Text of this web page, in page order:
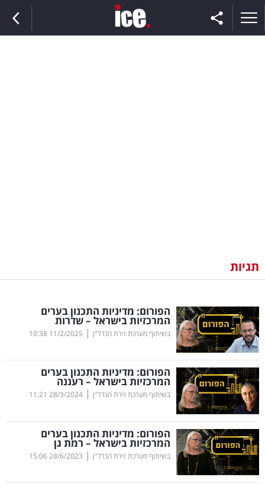
וצרכנות
דיגיטל
וטק
שיווק
ופרסום
משפט
מדדים
ומחקרים
דעות
תגיות
הפורום: מדיניות התכנון בערים
המרכזיות בישראל – שדרות
בשיתוף מערכת זירת הנדל"ן |
11/2/2025
10:38
הפורום: מדיניות התכנון בערים
המרכזיות בישראל – רעננה
בשיתוף מערכת זירת הנדל"ן |
28/3/2024
11:21
הפורום: מדיניות התכנון בערים
המרכזיות בישראל – רמת גן
בשיתוף מערכת זירת הנדל"ן |
28/6/2023
15:06